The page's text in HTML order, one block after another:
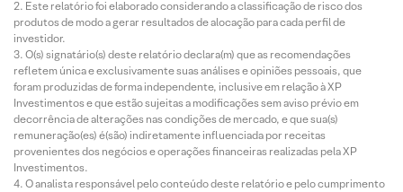
Este relatório foi elaborado considerando a classificação de risco dos
produtos de modo a gerar resultados de alocação para cada perfil de
investidor.
O(s) signatário(s) deste relatório declara(m) que as recomendações
refletem única e exclusivamente suas análises e opiniões pessoais, que
foram produzidas de forma independente, inclusive em relação à XP
Investimentos e que estão sujeitas a modificações sem aviso prévio em
decorrência de alterações nas condições de mercado, e que sua(s)
remuneração(es) é(são) indiretamente influenciada por receitas
provenientes dos negócios e operações financeiras realizadas pela XP
Investimentos.
O analista responsável pelo conteúdo deste relatório e pelo cumprimento